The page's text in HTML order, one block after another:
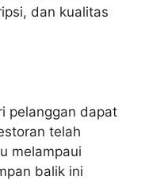
dan kualitas
pelanggan dapat
telah
melampaui
balik ini